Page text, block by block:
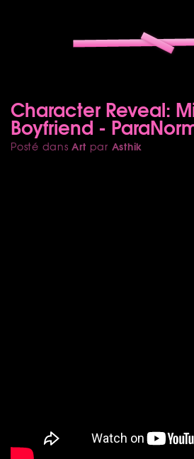
Character Reveal:
Boyfriend -
Posté dansArt par Asthik